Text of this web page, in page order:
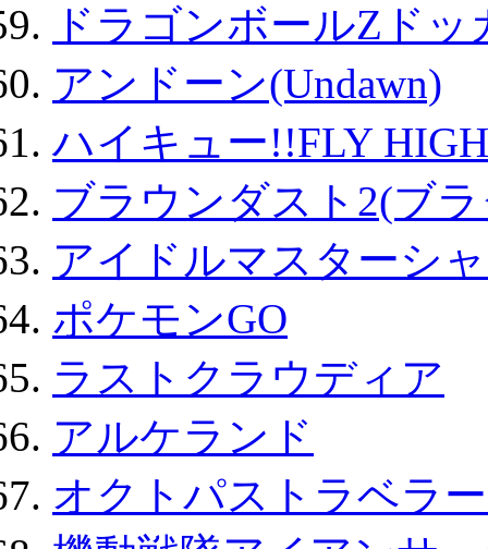
ドラゴンボールZド
アンドーン(Undawn)
ハイキュー!!FLY HIGH
ブラウンダスト2(ブ
アイドルマスターシ
ポケモンGO
ラストクラウディア
アルケランド
オクトパストラベラ